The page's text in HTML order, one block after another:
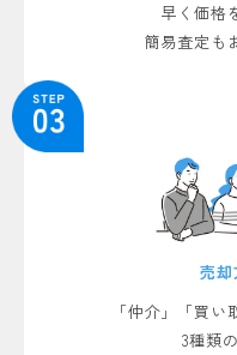
キャッスルマンシ
マンション
中古戸建 所沢市山口の中
狭山市広瀬東3丁
早く価格
簡易査定も
売
「仲介」「買
3種類